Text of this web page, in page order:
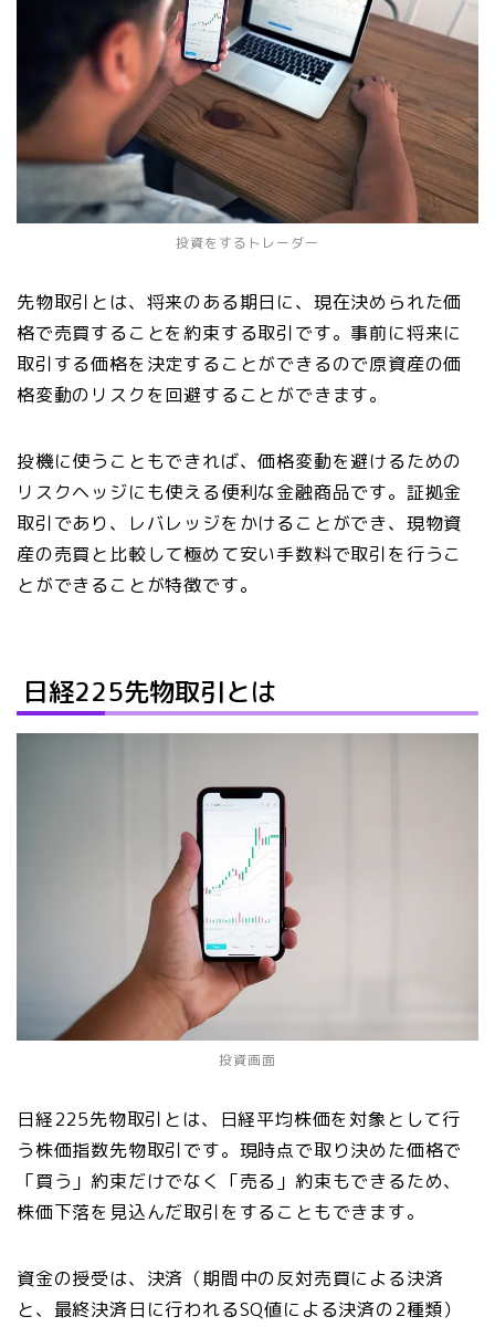
投資をするトレーダー
先物取引とは、将来のある期日に、現在決められた価
格で売買することを約束する取引です。事前に将来に
取引する価格を決定することができるので原資産の価
格変動のリスクを回避することができます。
投機に使うこともできれば、価格変動を避けるための
リスクヘッジにも使える便利な金融商品です。証拠金
取引であり、レバレッジをかけることができ、現物資
産の売買と比較して極めて安い手数料で取引を行うこ
とができることが特徴です。
日経225先物取引とは
投資画面
日経225先物取引とは、日経平均株価を対象として行
う株価指数先物取引です。現時点で取り決めた価格で
「買う」約束だけでなく「売る」約束もできるため、
株価下落を見込んだ取引をすることもできます。
資金の授受は、決済（期間中の反対売買による決済
と、最終決済日に行われるSQ値による決済の2種類）